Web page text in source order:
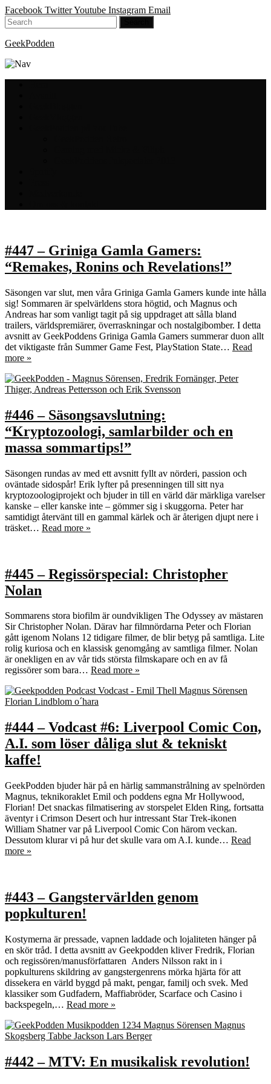
Facebook TwitterYoutube Instagram Email
GeekPodden
#447 – Griniga Gamla Gamers:
“Remakes, Ronins och Revelations!”
Säsongen var slut, men våra Griniga Gamla Gamers kunde inte hålla
sig! Sommaren är spelvärldens stora högtid, och Magnus och
Andreas har som vanligt tagit på sig uppdraget att sålla bland
trailers, världspremiärer, överraskningar och nostalgibomber. I detta
avsnitt av GeekPoddens Griniga Gamla Gamers summerar duon allt
det viktigaste från Summer Game Fest, PlayStation State… Read
more »
#446 – Säsongsavslutning:
“Kryptozoologi, samlarbilder och en
massa sommartips!”
Säsongen rundas av med ett avsnitt fyllt av nörderi, passion och
oväntade sidospår! Erik lyfter på presenningen till sitt nya
kryptozoologiprojekt och bjuder in till en värld där märkliga varelser
kanske – eller kanske inte – gömmer sig i skuggorna. Peter har
samtidigt återvänt till en gammal kärlek och är återigen djupt nere i
träsket… Read more »
#445 – Regissörspecial: Christopher
Nolan
Sommarens stora biofilm är oundvikligen The Odyssey av mästaren
Sir Christopher Nolan. Därav har filmnördarna Peter och Florian
gått igenom Nolans 12 tidigare filmer, de blir betyg på samtliga. Lite
rolig kuriosa och en klassisk genomgång av samtliga filmer. Nolan
är onekligen en av vår tids största filmskapare och en av få
regissörer som bara… Read more »
#444 – Vodcast #6: Liverpool Comic Con,
A.I. som löser dåliga slut & tekniskt
kaffe!
GeekPodden bjuder här på en härlig sammanstrålning av spelnörden
Magnus, teknikoraklet Emil och poddens egna Mr Hollywood,
Florian! Det snackas filmatisering av storspelet Elden Ring, fortsatta
äventyr i Crimson Desert och hur intressant Star Trek-ikonen
William Shatner var på Liverpool Comic Con härom veckan.
Dessutom klurar vi på hur det skulle vara om A.I. kunde… Read
more »
#443 – Gangstervärlden genom
popkulturen!
Kostymerna är pressade, vapnen laddade och lojaliteten hänger på
en skör tråd. I detta avsnitt av Geekpodden kliver Fredrik, Florian
och regissören/manusförfattaren Anders Nilsson rakt in i
popkulturens skildring av gangstergenrens mörka hjärta för att
dissekera en värld byggd på makt, pengar, familj och svek. Med
klassiker som Gudfadern, Maffiabröder, Scarface och Casino i
backspegeln,… Read more »
#442 – MTV: En musikalisk revolution!